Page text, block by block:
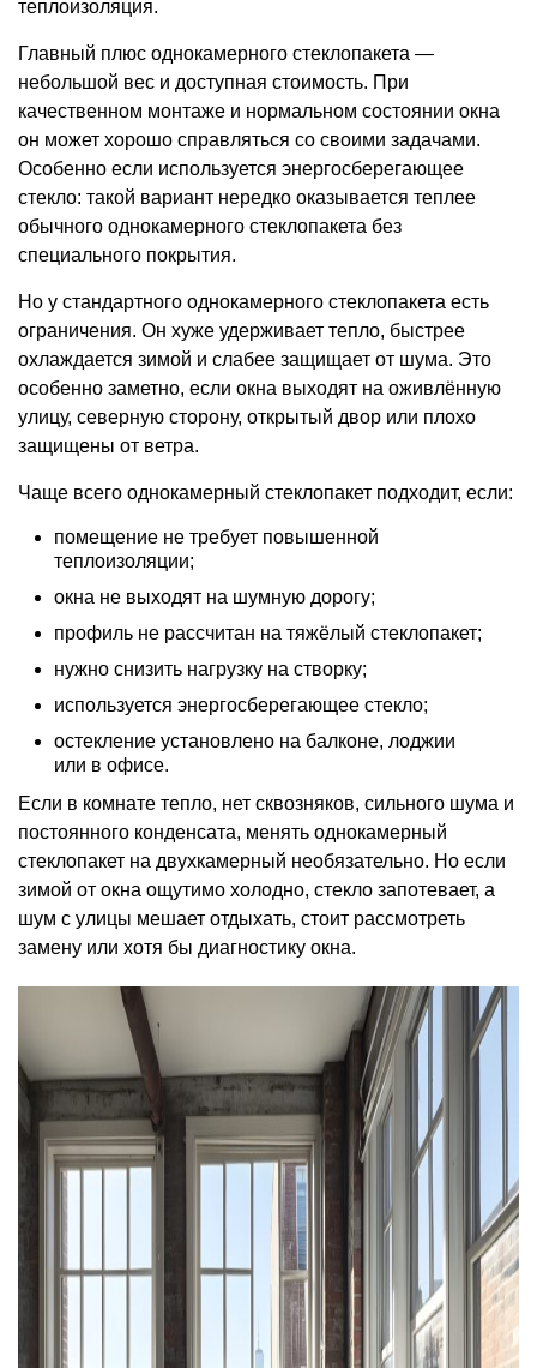
теплоизоляция.
Главный плюс однокамерного стеклопакета —
небольшой вес и доступная стоимость. При
качественном монтаже и нормальном состоянии окна
он может хорошо справляться со своими задачами.
Особенно если используется энергосберегающее
стекло: такой вариант нередко оказывается теплее
обычного однокамерного стеклопакета без
специального покрытия.
Но у стандартного однокамерного стеклопакета есть
ограничения. Он хуже удерживает тепло, быстрее
охлаждается зимой и слабее защищает от шума. Это
особенно заметно, если окна выходят на оживлённую
улицу, северную сторону, открытый двор или плохо
защищены от ветра.
Чаще всего однокамерный стеклопакет подходит, если:
помещение не требует повышенной
теплоизоляции;
окна не выходят на шумную дорогу;
профиль не рассчитан на тяжёлый стеклопакет;
нужно снизить нагрузку на створку;
используется энергосберегающее стекло;
остекление установлено на балконе, лоджии
или в офисе.
Если в комнате тепло, нет сквозняков, сильного шума и
постоянного конденсата, менять однокамерный
стеклопакет на двухкамерный необязательно. Но если
зимой от окна ощутимо холодно, стекло запотевает, а
шум с улицы мешает отдыхать, стоит рассмотреть
замену или хотя бы диагностику окна.